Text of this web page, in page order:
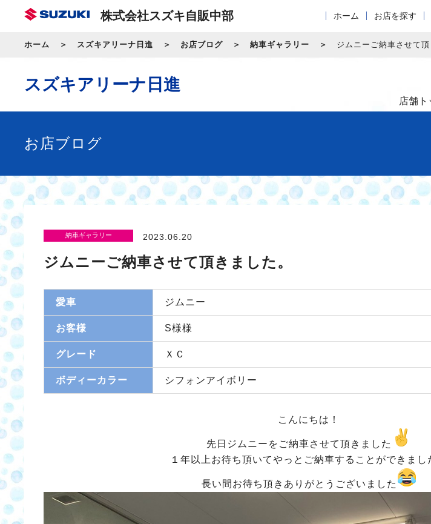
株式会社スズキ自販中部 ホーム お店を探す
ホーム スズキアリーナ日進 お店ブログ 納車ギャラリー ジムニーご納車させて頂
スズキアリーナ日進
店舗ト
お店ブログ
納車ギャラリー 2023.06.20
ジムニーご納車させて頂きました。
愛車 ジムニー
お客様 S様様
グレード ＸＣ
ボディーカラー シフォンアイボリー
こんにちは！
先日ジムニーをご納車させて頂きました
１年以上お待ち頂いてやっとご納車することができまし
長い間お待ち頂きありがとうございました